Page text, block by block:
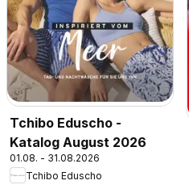
Tchibo Eduscho -
Katalog August 2026
01.08. - 31.08.2026
Tchibo Eduscho